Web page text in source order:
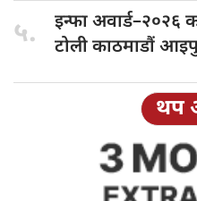
५. इन्फा अवार्ड–२०२६
टोली काठमाडौं
थप